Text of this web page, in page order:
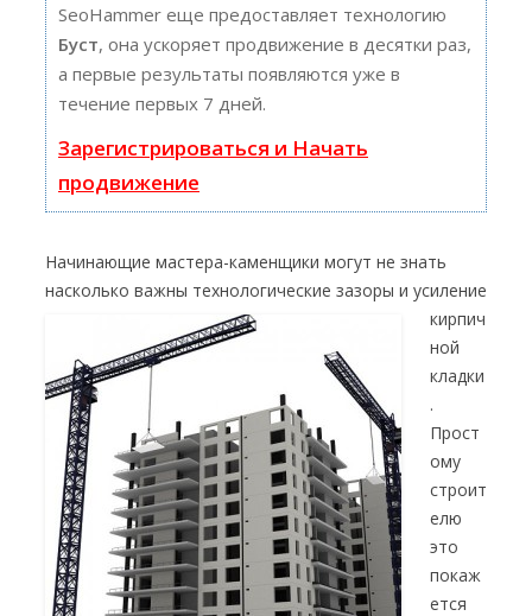
SeoHammer еще предоставляет технологию
Буст, она ускоряет продвижение в десятки раз,
а первые результаты появляются уже в
течение первых 7 дней.
Зарегистрироваться и Начать
продвижение
Начинающие мастера-каменщики могут не знать
насколько важны технологические зазоры и усиление
кирпич
ной
кладки
.
Прост
ому
строит
елю
это
покаж
ется